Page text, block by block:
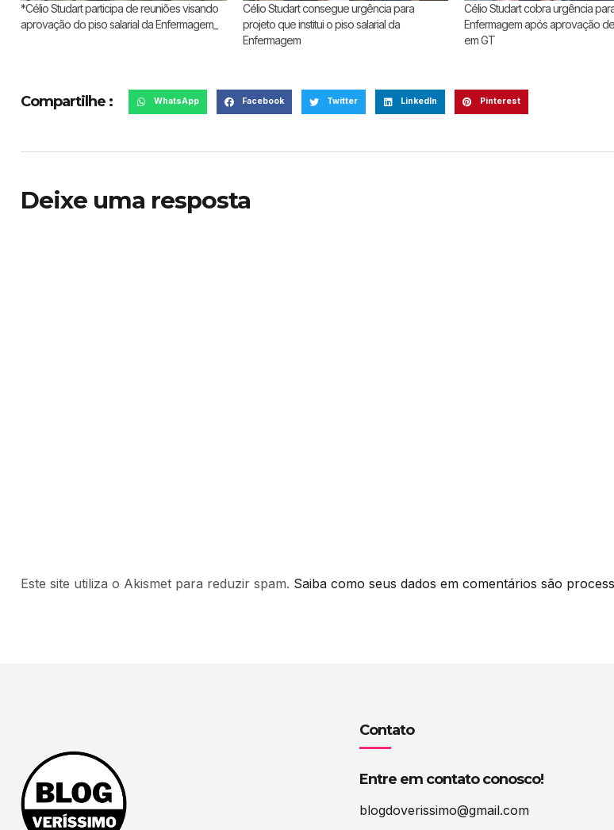
*Célio Studart participa de reuniões visando
aprovação do piso salarial da Enfermagem_
Célio Studart consegue urgência para
projeto que institui o piso salarial da
Enfermagem
Célio Studart cobra urgência
Enfermagem após aprovação
em GT
Compartilhe : WhatsApp Facebook Twitter LinkedIn Pinterest
Deixe uma resposta
Este site utiliza o Akismet para reduzir spam. Saiba como seus dados em comentários são
Contato
Entre em contato conosco!
blogdoverissimo@gmail.com